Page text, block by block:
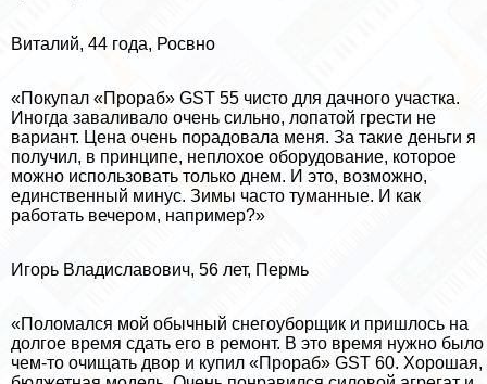
Виталий, 44 года, Росвно
«Покупал «Прораб» GST 55 чисто для дачного участка.
Иногда заваливало очень сильно, лопатой грести не
вариант. Цена очень порадовала меня. За такие деньги я
получил, в принципе, неплохое оборудование, которое
можно использовать только днем. И это, возможно,
единственный минус. Зимы часто туманные. И как
работать вечером, например?»
Игорь Владиславович, 56 лет, Пермь
«Поломался мой обычный снегоуборщик и пришлось на
долгое время сдать его в ремонт. В это время нужно было
чем-то очищать двор и купил «Прораб» GST 60. Хорошая,